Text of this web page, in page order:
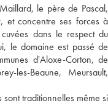
le père de Pascal,
et concentre ses forces à
dans le respect du
le domaine est passé de
d'Aloxe-Corton, de
les-Beaune, Meursault,
traditionnelles même si